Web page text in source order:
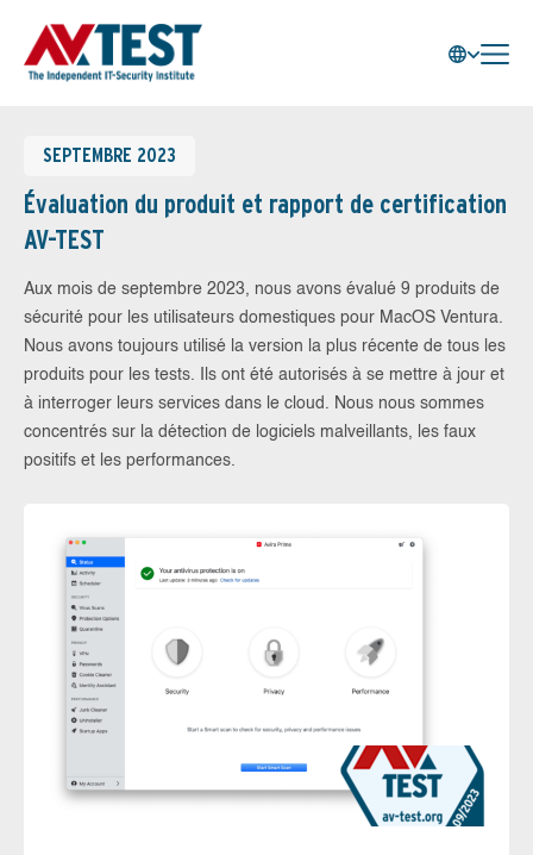
SEPTEMBRE 2023
Évaluation du produit et rapport de certification
AV-TEST
Aux mois de septembre 2023, nous avons évalué 9 produits de
sécurité pour les utilisateurs domestiques pour MacOS Ventura.
Nous avons toujours utilisé la version la plus récente de tous les
produits pour les tests. Ils ont été autorisés à se mettre à jour et
à interroger leurs services dans le cloud. Nous nous sommes
concentrés sur la détection de logiciels malveillants, les faux
positifs et les performances.